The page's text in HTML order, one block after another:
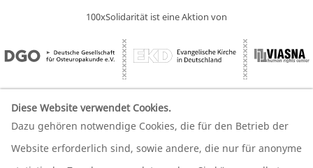
100xSolidarität ist eine Aktion von
Diese Website verwendet Cookies.
Dazu gehören notwendige Cookies, die für den Betrieb der
Website erforderlich sind, sowie andere, die nur für anonyme